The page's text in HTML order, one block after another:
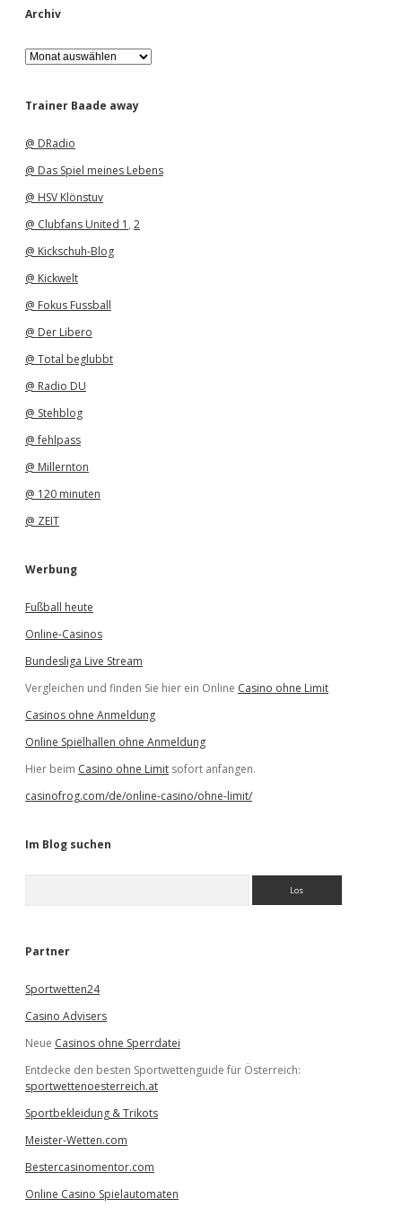
Archiv
A
r
h
Trainer Baade away
@ DRadio
@ Das Spiel meines Lebens
@ HSV Klönstuv
@ Clubfans United 1 , 2
@ Kickschuh-Blog
@ Kickwelt
@ Fokus Fussball
@ Der Libero
@ Total beglubbt
@ Radio DU
@ Stehblog
@ fehlpass
@ Millernton
@ 120 minuten
@ ZEIT
Werbung
Fußball heute
Online-Casinos
Bundesliga Live Stream
Vergleichen und finden Sie hier ein Online Casino ohne Limit
Casinos ohne Anmeldung
Online Spielhallen ohne Anmeldung
Hier beim Casino ohne Limit sofort anfangen.
casinofrog.com/de/online-casino/ohne-limit/
Im Blog suchen
e
Partner
Sportwetten24
Casino Advisers
Neue Casinos ohne Sperrdatei
Entdecke den besten Sportwettenguide für Österreich:
sportwettenoesterreich.at
Sportbekleidung & Trikots
Meister-Wetten.com
Bestercasinomentor.com
Online Casino Spielautomaten